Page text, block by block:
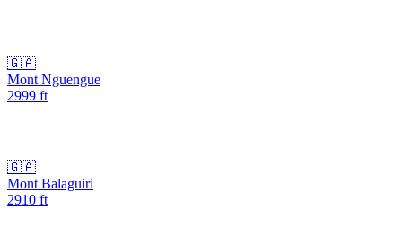
🇬🇦
Mont Nguengue
2999 ft
🇬🇦
Mont Balaguiri
2910 ft